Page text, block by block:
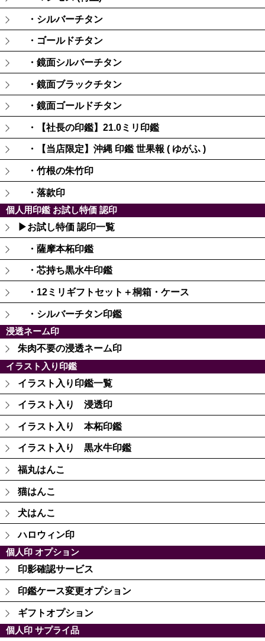
・シルバーチタン
・ゴールドチタン
・鏡面シルバーチタン
・鏡面ブラックチタン
・鏡面ゴールドチタン
・【社長の印鑑】21.0ミリ印鑑
・【当店限定】沖縄 印鑑 世果報 ( ゆがふ )
・竹根の朱竹印
・落款印
個人用印鑑 お試し特価 認印
▶お試し特価 認印一覧
・薩摩本柘印鑑
・芯持ち黒水牛印鑑
・12ミリギフトセット＋桐箱・ケース
・シルバーチタン印鑑
浸透ネーム印
朱肉不要の浸透ネーム印
イラスト入り印鑑
イラスト入り印鑑一覧
イラスト入り 浸透印
イラスト入り 本柘印鑑
イラスト入り 黒水牛印鑑
福丸はんこ
猫はんこ
犬はんこ
ハロウィン印
個人印 オプション
印影確認サービス
印鑑ケース変更オプション
ギフトオプション
個人印 サプライ品